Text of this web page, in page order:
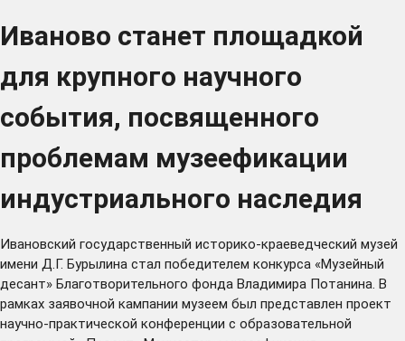
Иваново станет площадкой
для крупного научного
события, посвященного
проблемам музеефикации
индустриального наследия
Ивановский государственный историко-краеведческий музей
имени Д.Г. Бурылина стал победителем конкурса «Музейный
десант» Благотворительного фонда Владимира Потанина. В
рамках заявочной кампании музеем был представлен проект
научно-практической конференции с образовательной